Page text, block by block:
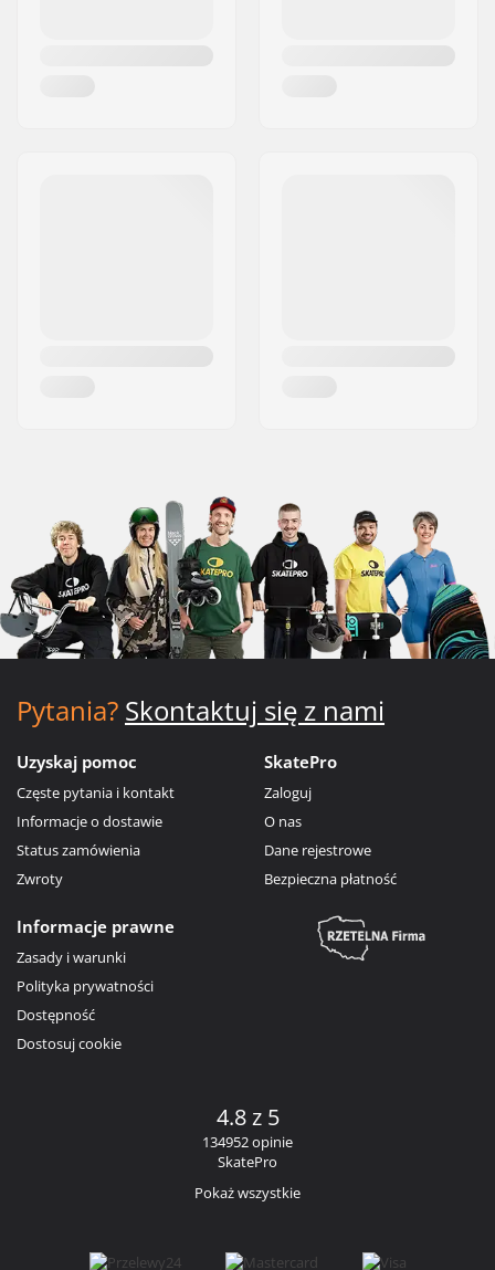
Pytania? Skontaktuj się z nami
Uzyskaj pomoc
Częste pytania i kontakt
Informacje o dostawie
Status zamówienia
Zwroty
SkatePro
Zaloguj
O nas
Dane rejestrowe
Bezpieczna płatność
Informacje prawne
Zasady i warunki
Polityka prywatności
Dostępność
Dostosuj cookie
4.8 z 5
134952 opinie
SkatePro
Pokaż wszystkie